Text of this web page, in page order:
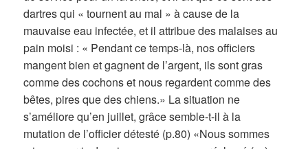
dartres qui « tournent au mal » à cause de la
mauvaise eau infectée, et il attribue des malaises au
pain moisi : « Pendant ce temps-là, nos officiers
mangent bien et gagnent de l’argent, ils sont gras
comme des cochons et nous regardent comme des
bêtes, pires que des chiens.» La situation ne
s’améliore qu’en juillet, grâce semble-t-il à la
mutation de l’officier détesté (p.80) «Nous sommes